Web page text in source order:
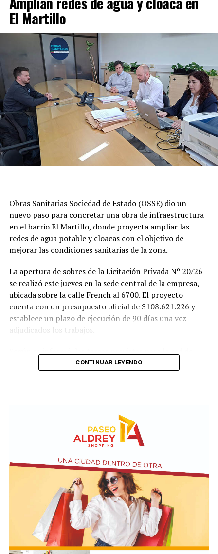
El Martillo
Obras Sanitarias Sociedad de Estado (OSSE) dio un
nuevo paso para concretar una obra de infraestructura
en el barrio El Martillo, donde proyecta ampliar las
redes de agua potable y cloacas con el objetivo de
mejorar las condiciones sanitarias de la zona.
La apertura de sobres de la Licitación Privada Nº 20/26
se realizó este jueves en la sede central de la empresa,
ubicada sobre la calle French al 6700. El proyecto
cuenta con un presupuesto oficial de $108.621.226 y
establece un plazo de ejecución de 90 días una vez
adjudicados los trabajos.
agua potable incluyen la colocación de unos 355 metros
En paralelo, la intervención contempla la extensión de
la red cloacal mediante la instalación de 234 metros de
domiciliarias y la construcción de seis bocas de registro.
Además de la infraestructura subterránea, el proyecto
prevé la reconstrucción de veredas y pavimentos
afectados por las excavaciones, así como la reposición
de material granular en las calles intervenidas.
Desde OSSE destacaron que la ampliación del sistema
CONTINUAR LEYENDO